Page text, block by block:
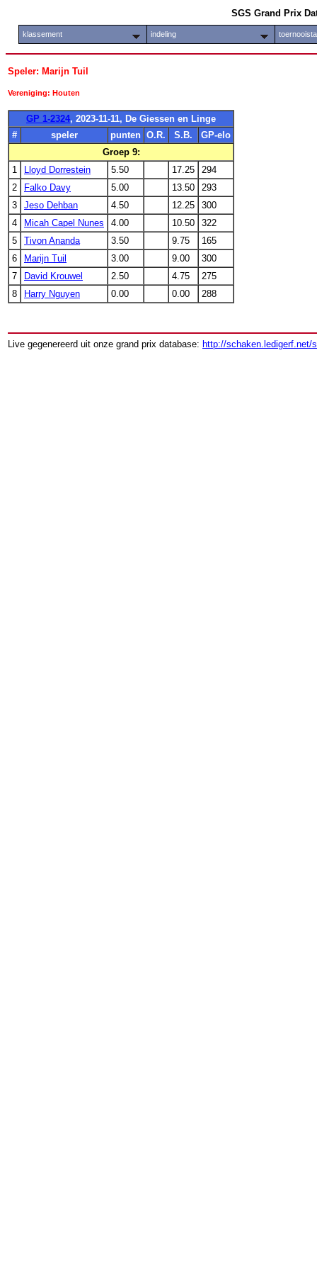
SGS Grand Prix
klassement indeling
Speler: Marijn Tuil
Vereniging: Houten
GP 1-2324, 2023-11-11, De Giessen en Linge
#
speler punten O.R. S.B.
GP-elo
Groep 9:
1
Lloyd Dorrestein 5.50 17.25
294
2
Falko Davy 5.00 13.50
293
3
Jeso Dehban 4.50 12.25
300
4
Micah Capel Nunes 4.00 10.50
322
5
Tivon Ananda 3.50 9.75
165
6
Marijn Tuil 3.00 9.00
300
7
David Krouwel 2.50 4.75
275
8
Harry Nguyen 0.00 0.00 288
Live gegenereerd uit onze grand prix database: http://schaken.ledigerf.net/